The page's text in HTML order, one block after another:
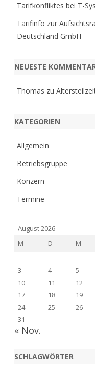
Tarifkonfliktes bei T-
Tarifinfo zur
Deutschland GmbH
NEUESTE
Thomas zu
KATEGORIEN
Allgemein
Betriebsgruppe
Konzern
Termine
August 2026
M
D M
3
4 5
10
11 12
17
18 19
24
25 26
31
« Nov.
SCHLAGWÖRTER